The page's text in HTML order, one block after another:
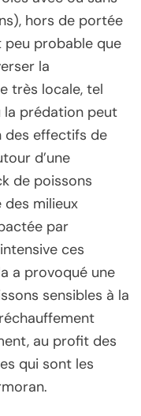
hors de portée
peu probable que
la
très locale, tel
la prédation peut
des effectifs de
d’une
de poissons
des milieux
par
ces
a provoqué une
sensibles à la
au profit des
qui sont les